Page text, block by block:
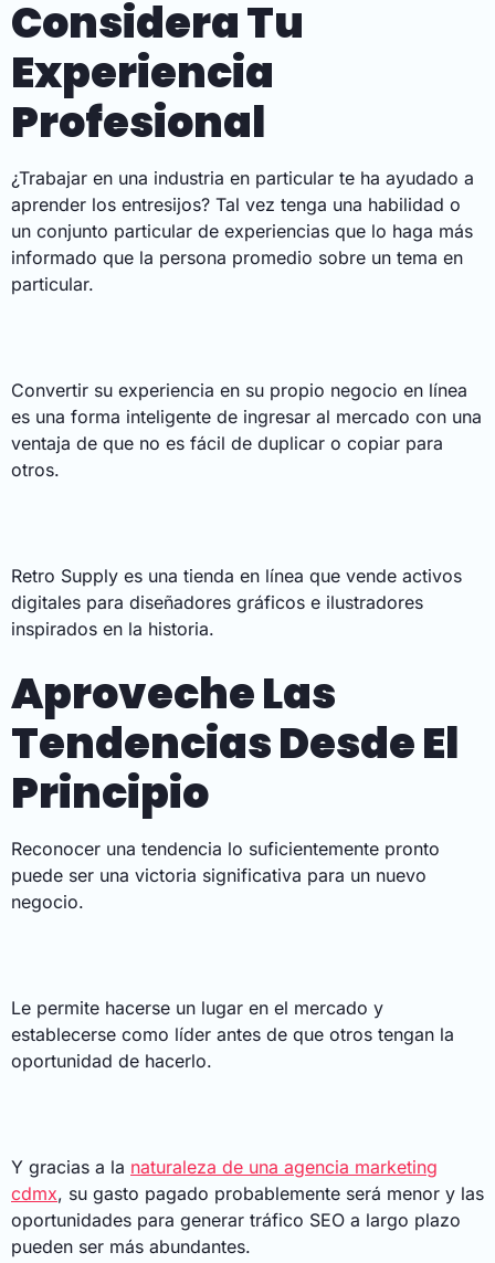
Considera Tu
Experiencia
Profesional
¿Trabajar en una industria en particular te ha ayudado a
aprender los entresijos? Tal vez tenga una habilidad o
un conjunto particular de experiencias que lo haga más
informado que la persona promedio sobre un tema en
particular.
Convertir su experiencia en su propio negocio en línea
es una forma inteligente de ingresar al mercado con una
ventaja de que no es fácil de duplicar o copiar para
otros.
Retro Supply es una tienda en línea que vende activos
digitales para diseñadores gráficos e ilustradores
inspirados en la historia.
Aproveche Las
Tendencias Desde El
Principio
Reconocer una tendencia lo suficientemente pronto
puede ser una victoria significativa para un nuevo
negocio.
Le permite hacerse un lugar en el mercado y
establecerse como líder antes de que otros tengan la
oportunidad de hacerlo.
Y gracias a la naturaleza de una agencia marketing
cdmx, su gasto pagado probablemente será menor y las
oportunidades para generar tráfico SEO a largo plazo
pueden ser más abundantes.